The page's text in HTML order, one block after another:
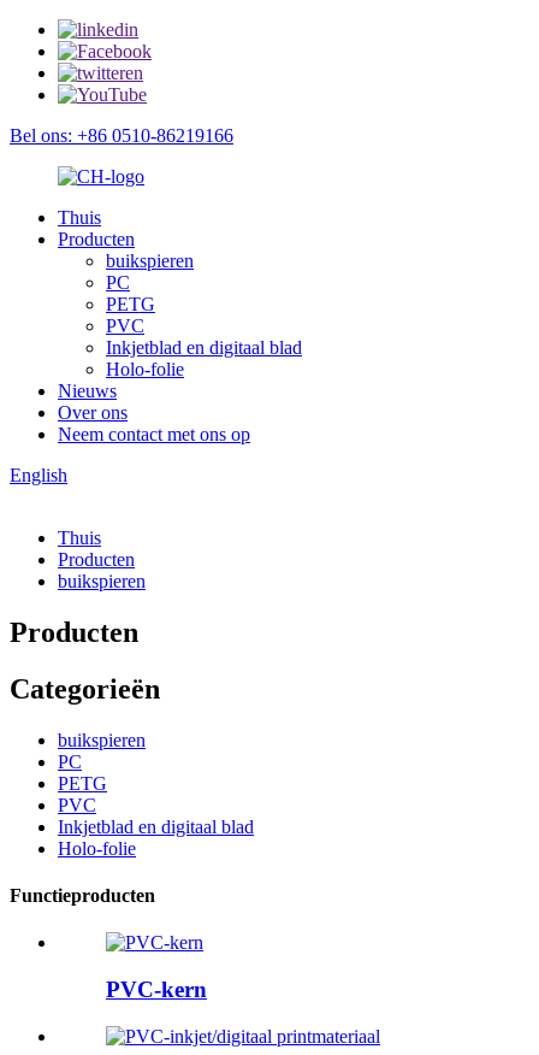
Bel ons: +86 0510-86219166
Thuis
Producten
buikspieren
PC
PETG
PVC
Inkjetblad en digitaal blad
Holo-folie
Nieuws
Over ons
Neem contact met ons op
English
Thuis
Producten
buikspieren
Producten
Categorieën
buikspieren
PC
PETG
PVC
Inkjetblad en digitaal blad
Holo-folie
Functieproducten
PVC-kern